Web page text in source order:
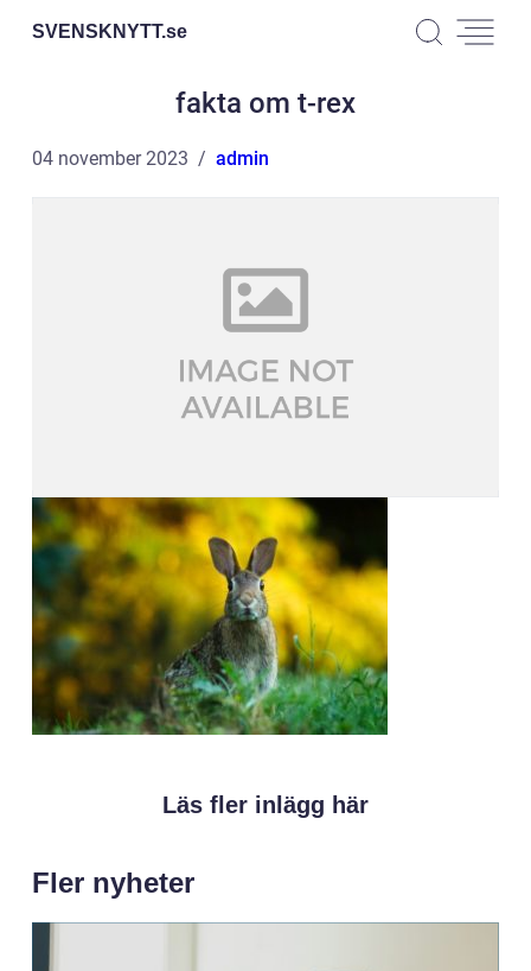
SVENSKNYTT.se
fakta om t-rex
04 november 2023 admin
Läs fler inlägg här
Fler nyheter